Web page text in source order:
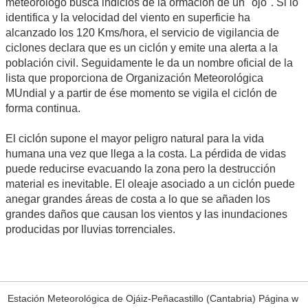
meteorólogo busca indicios de la ormación de un "ojo". Si lo
identifica y la velocidad del viento en superficie ha
alcanzado los 120 Kms/hora, el servicio de vigilancia de
ciclones declara que es un ciclón y emite una alerta a la
población civil. Seguidamente le da un nombre oficial de la
lista que proporciona de Organización Meteorológica
MUndial y a partir de ése momento se vigila el ciclón de
forma continua.
El ciclón supone el mayor peligro natural para la vida
humana una vez que llega a la costa. La pérdida de vidas
puede reducirse evacuando la zona pero la destrucción
material es inevitable. El oleaje asociado a un ciclón puede
anegar grandes áreas de costa a lo que se añaden los
grandes daños que causan los vientos y las inundaciones
producidas por lluvias torrenciales.
Estación Meteorológica de Ojáiz-Peñacastillo (Cantabria) Página w